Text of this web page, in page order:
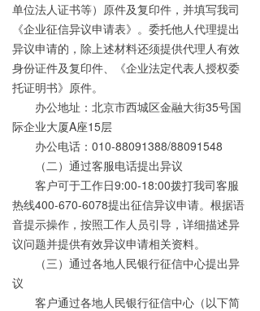
单位法人证书等）原件及复印件，并填写我司
《企业征信异议申请表》。委托他人代理提出
异议申请的，除上述材料还须提供代理人有效
身份证件及复印件、《企业法定代表人授权委
托证明书》原件。
办公地址：北京市西城区金融大街35号国
际企业大厦A座15层
办公电话： 010-88091388/88091548
（二）通过客服电话提出异议
客户可于工作日9:00-18:00拨打我司客服
热线400-670-6078提出征信异议申请。根据语
音提示操作，按照工作人员引导，详细描述异
议问题并提供有效异议申请相关资料。
（三）通过各地人民银行征信中心提出异
议
客户通过各地人民银行征信中心（以下简